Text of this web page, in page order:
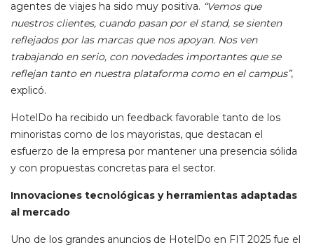
agentes de viajes ha sido muy positiva. “Vemos que
nuestros clientes, cuando pasan por el stand, se sienten
reflejados por las marcas que nos apoyan. Nos ven
trabajando en serio, con novedades importantes que se
reflejan tanto en nuestra plataforma como en el campus”,
explicó.
HotelDo ha recibido un feedback favorable tanto de los
minoristas como de los mayoristas, que destacan el
esfuerzo de la empresa por mantener una presencia sólida
y con propuestas concretas para el sector.
Innovaciones tecnológicas y herramientas adaptadas
al mercado
Uno de los grandes anuncios de HotelDo en FIT 2025 fue el